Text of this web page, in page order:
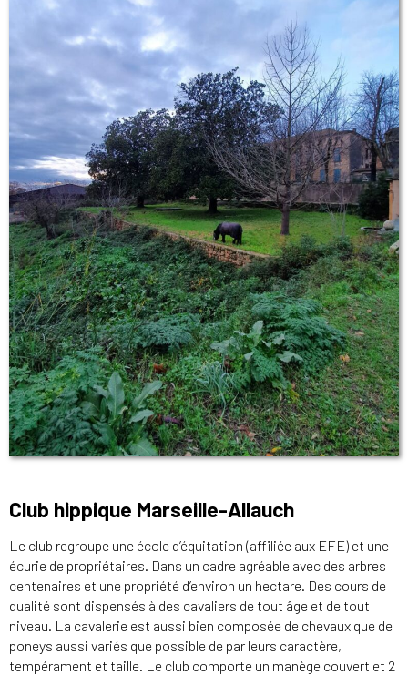
Club hippique Marseille-Allauch
Le club regroupe une école d’équitation (affiliée aux EFE) et une
écurie de propriétaires. Dans un cadre agréable avec des arbres
centenaires et une propriété d’environ un hectare. Des cours de
qualité sont dispensés à des cavaliers de tout âge et de tout
niveau. La cavalerie est aussi bien composée de chevaux que de
poneys aussi variés que possible de par leurs caractère,
tempérament et taille. Le club comporte un manège couvert et 2